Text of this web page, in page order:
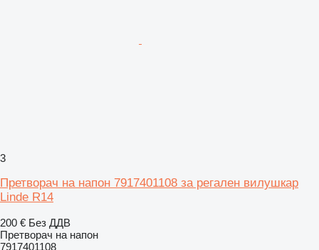
3
Претворач на напон 7917401108 за регален вилушкар
Linde R14
200 € Без ДДВ
Претворач на напон
7917401108